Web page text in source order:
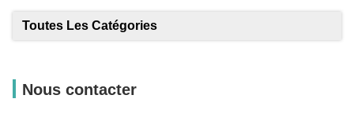
Toutes Les Catégories
Nous contacter